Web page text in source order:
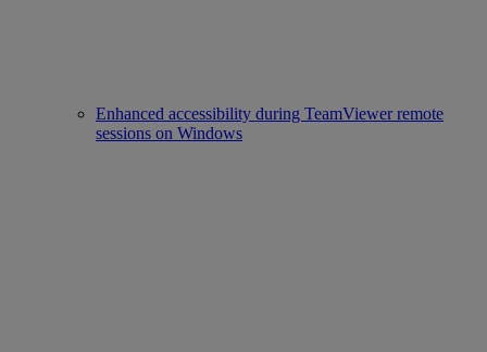
Enhanced accessibility during TeamViewer remote
sessions on Windows